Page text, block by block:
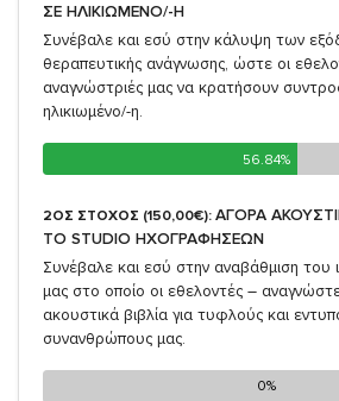
ΣΕ ΗΛΙΚΙΩΜΕΝΟ/-Η
Συνέβαλε και εσύ στην κάλυψη των
θεραπευτικής ανάγνωσης, ώστε οι
αναγνώστριές μας να κρατήσουν
ηλικιωμένο/-η.
56.84%
56.84%
2ΟΣ ΣΤΟΧΟΣ (150,00€): ΑΓΟΡΑ
TO STUDIO ΗΧΟΓΡΑΦΗΣΕΩΝ
Συνέβαλε και εσύ στην αναβάθμιση του
μας στο οποίο οι εθελοντές –
ακουστικά βιβλία για τυφλούς και
συνανθρώπους μας.
0%
0%